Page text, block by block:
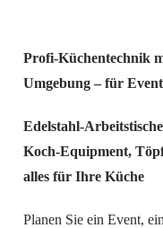
Profi-Küchentechnik
Umgebung – für
Edelstahl-
Koch-Equipment,
alles für Ihre Küche
Planen Sie ein Event,